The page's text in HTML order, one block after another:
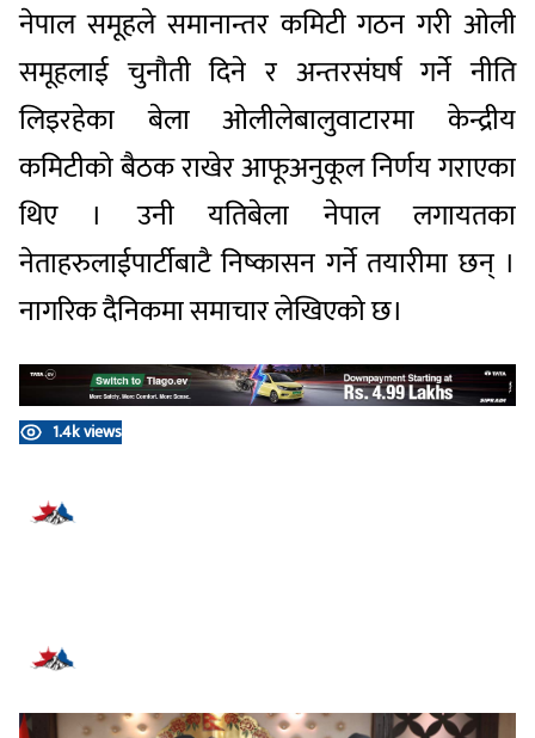
नेपाल समूहले समानान्तर कमिटी गठन गरी ओली
समूहलाई चुनौती दिने र अन्तरसंघर्ष गर्ने नीति
लिइरहेका
बेला ओलीलेबालुवाटारमा
केन्द्रीय
कमिटीकोबैठकराखेरआफूअनुकूलनिर्णयगराएका
थिए
। उनी यतिबेला नेपाल
लगायतका
नेताहरुलाईपार्टीबाटै निष्कासन गर्ने तयारीमा छन् ।
नागरिकदैनिकमासमाचारलेखिएकोछ।
1.4k views